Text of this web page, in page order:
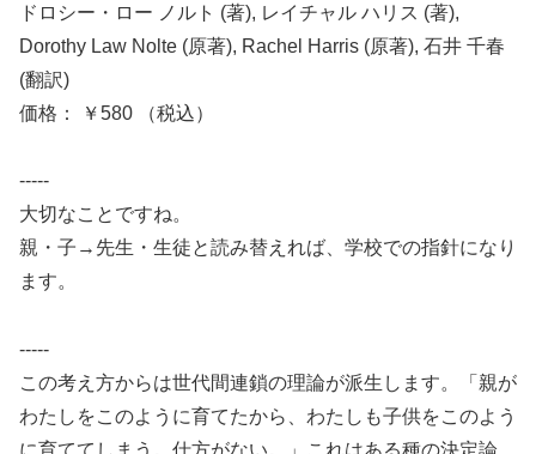
ドロシー・ロー ノルト (著), レイチャル ハリス (著),
Dorothy Law Nolte (原著), Rachel Harris (原著), 石井 千春
(翻訳)
価格： ￥580 （税込）
-----
大切なことですね。
親・子→先生・生徒と読み替えれば、学校での指針になり
ます。
-----
この考え方からは世代間連鎖の理論が派生します。「親が
わたしをこのように育てたから、わたしも子供をこのよう